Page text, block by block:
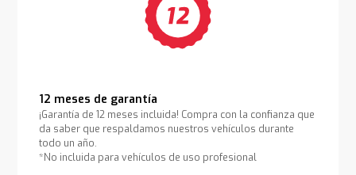
12 meses de garantía
¡Garantía de 12 meses incluida! Compra con la confianza que
da saber que respaldamos nuestros vehículos durante
todo un año.
*No incluida para vehículos de uso profesional